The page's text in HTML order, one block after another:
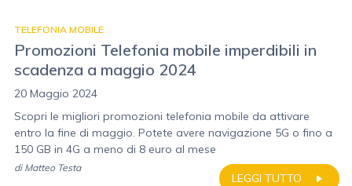
TELEFONIA MOBILE
Promozioni Telefonia mobile imperdibili in
scadenza a maggio 2024
20 Maggio 2024
Scopri le migliori promozioni telefonia mobile da attivare
entro la fine di maggio. Potete avere navigazione 5G o fino a
150 GB in 4G a meno di 8 euro al mese
LEGGI TUTTO
di Matteo Testa